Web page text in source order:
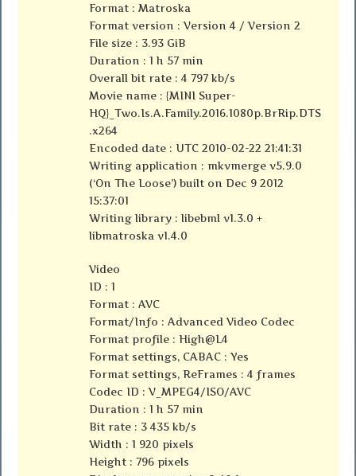
Format : Matroska
Format version : Version 4 / Version 2
File size : 3.93 GiB
Duration : 1 h 57 min
Overall bit rate : 4 797 kb/s
Movie name : {MINI Super-
HQ}_Two.Is.A.Family.2016.1080p.BrRip.DTS
.x264
Encoded date : UTC 2010-02-22 21:41:31
Writing application : mkvmerge v5.9.0
(‘On The Loose’) built on Dec 9 2012
15:37:01
Writing library : libebml v1.3.0 +
libmatroska v1.4.0
Video
ID : 1
Format : AVC
Format/Info : Advanced Video Codec
Format profile : High@L4
Format settings, CABAC : Yes
Format settings, ReFrames : 4 frames
Codec ID : V_MPEG4/ISO/AVC
Duration : 1 h 57 min
Bit rate : 3 435 kb/s
Width : 1 920 pixels
Height : 796 pixels